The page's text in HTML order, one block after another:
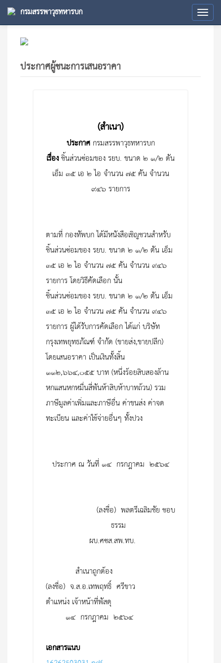
กรมสรรพาวุธทหารบก
ประกาศผู้ชนะการเสนอราคา
(สำเนา)
ประกาศกรมสรรพาวุธทหารบก
เรื่องชิ้นส่วนซ่อมของ รยบ. ขนาด ๒ ๑/๒ ตัน
เอ็ม ๓๕ เอ ๒ ไอ จำนวน ๗๕ คัน จำนวน
๙๔๖ รายการ
ตามที่ กองทัพบก ได้มีหนังสือเชิญชวนสำหรับ
ชิ้นส่วนซ่อมของ รยบ. ขนาด ๒ ๑/๒ ตัน เอ็ม
๓๕ เอ ๒ ไอ จำนวน ๗๕ คัน จำนวน ๙๔๖
รายการ โดยวิธีคัดเลือก นั้น
ชิ้นส่วนซ่อมของ รยบ. ขนาด ๒ ๑/๒ ตัน เอ็ม
๓๕ เอ ๒ ไอ จำนวน ๗๕ คัน จำนวน ๙๔๖
รายการ ผู้ได้รับการคัดเลือก ได้แก่ บริษัท
กรุงเทพยุทธภัณฑ์ จำกัด (ขายส่ง,ขายปลีก)
โดยเสนอราคา เป็นเงินทั้งสิ้น
๑๑๒,๖๖๔,๐๕๕ บาท (หนึ่งร้อยสิบสองล้าน
หกแสนหกหมื่นสี่พันห้าสิบห้าบาทถ้วน) รวม
ภาษีมูลค่าเพิ่มและภาษีอื่น ค่าขนส่ง ค่าจด
ทะเบียน และค่าใช้จ่ายอื่นๆ ทั้งปวง
ประกาศ ณ วันที่ ๑๔ กรกฎาคม ๒๕๖๔
(ลงชื่อ) พลตรีเฉลิมชัย ชอบ
ธรรม
ผบ.ศซส.สพ.ทบ.
สำเนาถูกต้อง
(ลงชื่อ) จ.ส.อ.เทพฤทธิ์ ศรีขาว
ตำแหน่ง เจ้าหน้าที่พัสดุ
๑๔ กรกฎาคม ๒๕๖๔
เอกสารแนบ